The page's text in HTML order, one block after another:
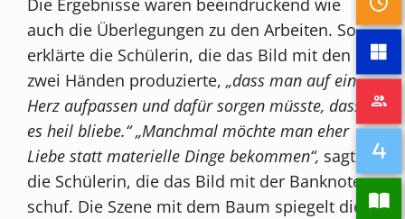
Die Ergebnisse waren beeindruckend wie
auch die Überlegungen zu den Arbeiten. So
erklärte die Schülerin, die das Bild mit den
zwei Händen produzierte,„dass man auf ein
Herz aufpassen und dafür sorgen müsste, dass
es heil bliebe.“ „Manchmal möchte man eher
Liebe statt materielle Dinge bekommen“, sagte
die Schülerin, die das Bild mit der Banknote
schuf. Die Szene mit dem Baum spiegelt die